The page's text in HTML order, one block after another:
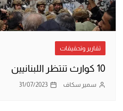
تقارير وتحقيقات
10 كوارث تنتظر اللبنانيين
سمير سكاف 31/07/2023